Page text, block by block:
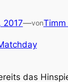
2017—von
das